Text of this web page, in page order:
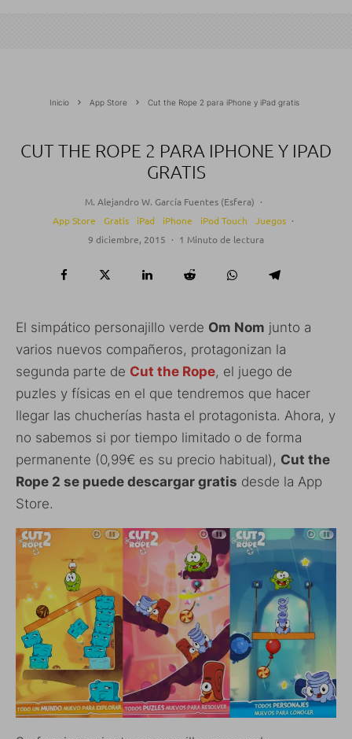
Inicio App Store Cut the Rope 2 para iPhone y iPad gratis
CUT THE ROPE 2 PARA IPHONE Y IPAD
GRATIS
M. Alejandro W. García Fuentes (Esfera) ·
App Store
Gratis iPad iPhone iPod Touch Juegos ·
9 diciembre, 2015 · 1 Minuto de lectura
El simpático personajillo verde Om Nom junto a
varios nuevos compañeros, protagonizan la
segunda parte de Cut the Rope, el juego de
puzles y físicas en el que tendremos que hacer
llegar las chucherías hasta el protagonista. Ahora, y
no sabemos si por tiempo limitado o de forma
permanente (0,99€ es su precio habitual), Cut the
Rope 2 se puede descargar gratis desde la App
Store.